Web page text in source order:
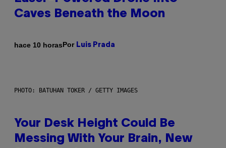
Caves Beneath the Moon
hace 10 horasPor Luis Prada
PHOTO: BATUHAN TOKER / GETTY IMAGES
Your Desk Height Could Be
Messing With Your Brain, New